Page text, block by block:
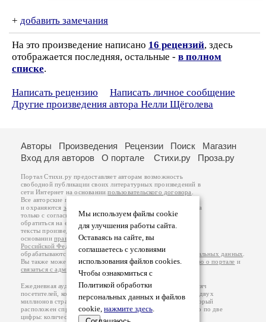
+ добавить замечания
На это произведение написано 16 рецензий, здесь
отображается последняя, остальные - в полном
списке.
Написать рецензию
Написать личное сообщение
Другие произведения автора Нелли Щёголева
Мы используем файлы cookie
для улучшения работы сайта.
Оставаясь на сайте, вы
соглашаетесь с условиями
использования файлов cookies.
Чтобы ознакомиться с
Политикой обработки
персональных данных и файлов
cookie, нажмите здесь.
Авторы Произведения Рецензии Поиск
Магазин
Вход для авторов
О портале Стихи.ру Проза.ру
Портал Стихи.ру предоставляет авторам возможность
свободной публикации своих литературных произведений в
сети Интернет на основаниипользовательского договора
Все авторские права на произведения принадлежат авторам
и охраняются законом
. Перепечатка произведений возможна
только с согласия его автора, к которому вы можете
обратиться на его авторской странице. Ответственность за
тексты произведений авторы несут самостоятельно на
основанииправил публикацииизаконодательства
Российской Федерации
обрабатываются на основанииПолитики обработки персональных данных
Вы также можете посмотреть более подробнуюинформацию о портале и
связаться с администрацией
Ежедневная аудитория портала Стихи.ру – порядка 200 тысяч
посетителей, которые в общей сумме просматривают более двух
миллионов страниц по данным счетчика посещаемости, который
расположен справа от этого текста. В каждой графе указано по две
цифры: количество просмотров и количество посетителей.